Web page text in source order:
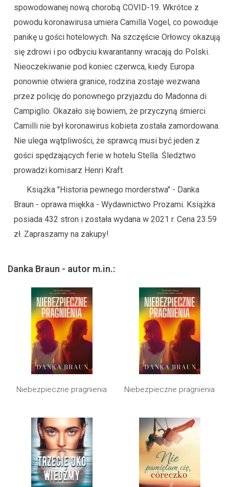
spowodowanej nową chorobą COVID-19. Wkrótce z
powodu koronawirusa umiera Camilla Vogel, co powoduje
panikę u gości hotelowych. Na szczęście Orłowcy okazują
się zdrowi i po odbyciu kwarantanny wracają do Polski.
Nieoczekiwanie pod koniec czerwca, kiedy Europa
ponownie otwiera granice, rodzina zostaje wezwana
przez policję do ponownego przyjazdu do Madonna di
Campiglio. Okazało się bowiem, że przyczyną śmierci
Camilli nie był koronawirus kobieta została zamordowana.
Nie ulega wątpliwości, że sprawcą musi być jeden z
gości spędzających ferie w hotelu Stella. Śledztwo
prowadzi komisarz Henri Kraft.
Książka "Historia pewnego morderstwa" - Danka
Braun - oprawa miękka - Wydawnictwo Prozami. Książka
posiada 432 stron i została wydana w 2021 r. Cena 23.59
zł. Zapraszamy na zakupy!
Danka Braun - autor m.in.:
Niebezpieczne pragnienia Niebezpieczne pragnienia